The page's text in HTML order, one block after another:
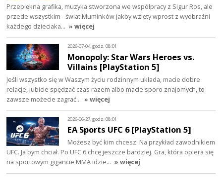
Przepiękna grafika, muzyka stworzona we współpracy z Sigur Ros, ale
przede wszystkim - świat Muminków jakby wzięty wprost z wyobraźni
każdego dzieciaka… » więcej
2026-07-04, godz. 08:01
Monopoly: Star Wars Heroes vs.
Villains [PlayStation 5]
Jeśli wszystko się w Waszym życiu rodzinnym układa, macie dobre
relacje, lubicie spędzać czas razem albo macie sporo znajomych, to
zawsze możecie zagrać… » więcej
2026-06-27, godz. 08:01
EA Sports UFC 6 [PlayStation 5]
Możesz być kim chcesz. Na przykład zawodnikiem
UFC. Ja bym chciał. Po UFC 6 chcę jeszcze bardziej. Gra, która opiera się
na sportowym gigancie MMA idzie… » więcej